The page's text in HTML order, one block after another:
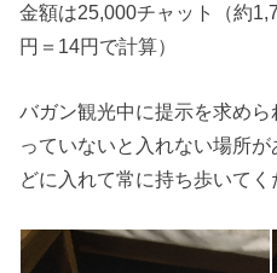
金額は25,000チャット（約
円＝14円で計算）
バガン観光中に提示を求め
っていないと入れない場所
どに入れて常に持ち歩いてく